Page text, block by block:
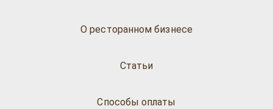
О ресторанном бизнесе
Статьи
Способы оплаты